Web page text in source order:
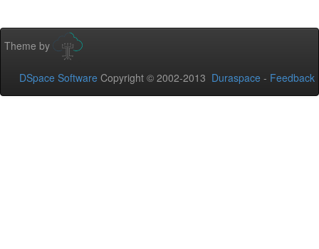
Theme by
DSpace Software Copyright © 2002-2013 Duraspace - Feedback